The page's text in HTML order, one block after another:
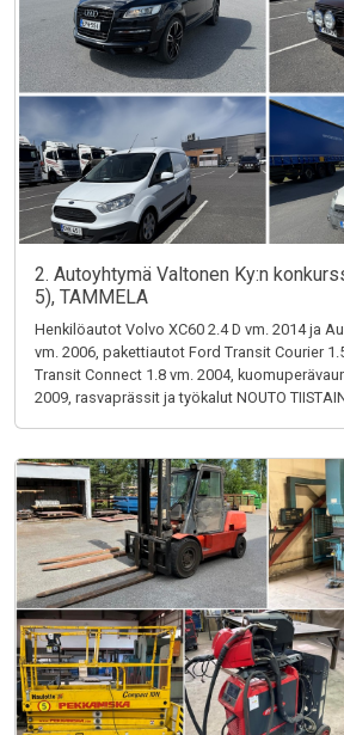
2. Autoyhtymä Valtonen Ky:n
5), TAMMELA
Henkilöautot Volvo XC60 2.4 D vm. 2014 ja
vm. 2006, pakettiautot Ford Transit Courier
Transit Connect 1.8 vm. 2004,
2009, rasvaprässit ja työkalut NOUTO